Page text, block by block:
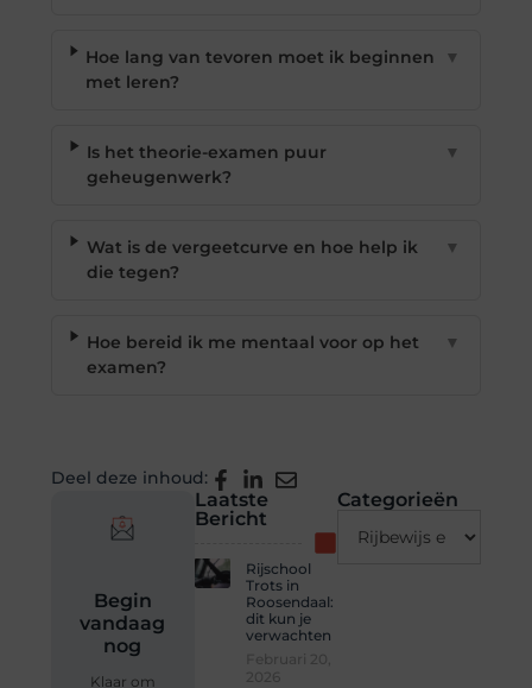
Hoe lang van tevoren moet ik beginnen
met leren?
▼
Is het theorie-examen puur
geheugenwerk?
▼
Wat is de vergeetcurve en hoe help ik
die tegen?
▼
Hoe bereid ik me mentaal voor op het
examen?
▼
Deel deze inhoud:
Laatste
Bericht
Rijschool
Trots in
Roosendaal:
dit kun je
verwachten
Categorieën
Begin
vandaag
nog
Klaar om